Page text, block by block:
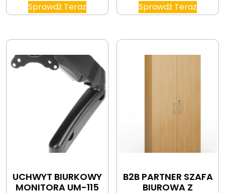
Sprawdź Teraz Sprawdź Teraz
UCHWYT BIURKOWY
MONITORA UM-115
B2B PARTNER SZAFA
BIUROWA Z